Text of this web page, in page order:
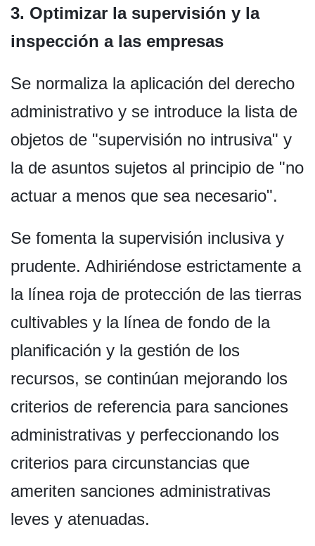
3. Optimizar la supervisión y la
inspección a las empresas
Se normaliza la aplicación del derecho
administrativo y se introduce la lista de
objetos de "supervisión no intrusiva" y
la de asuntos sujetos al principio de "no
actuar a menos que sea necesario".
Se fomenta la supervisión inclusiva y
prudente. Adhiriéndose estrictamente a
la línea roja de protección de las tierras
cultivables y la línea de fondo de la
planificación y la gestión de los
recursos, se continúan mejorando los
criterios de referencia para sanciones
administrativas y perfeccionando los
criterios para circunstancias que
ameriten sanciones administrativas
leves y atenuadas.